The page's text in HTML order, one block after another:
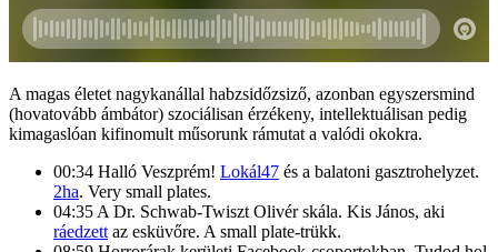
A magas életet nagykanállal habzsidőzsiző, azonban egyszersmind
(hovatovább ámbátor) szociálisan érzékeny, intellektuálisan pedig
kimagaslóan kifinomult műsorunk rámutat a valódi okokra.
00:34 Halló Veszprém! Lokál47 és a balatoni gasztrohelyzet.
2ha. Very small plates.
04:35 A Dr. Schwab-Twiszt Olivér skála. Kis János, aki
ráedzett az esküvőre. A small plate-trükk.